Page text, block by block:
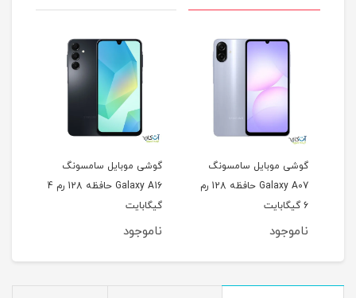
گوشی موبایل سامسونگ
Galaxy A07 حافظه 128 رم
6 گیگابایت
ناموجود
گوشی موبایل سامسونگ
Galaxy A16 حافظه 128 رم 4
گیگابایت
ناموجود